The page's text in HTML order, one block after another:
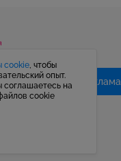
и реклама
cookie, чтобы
опыт.
соглашаетесь на
cookie